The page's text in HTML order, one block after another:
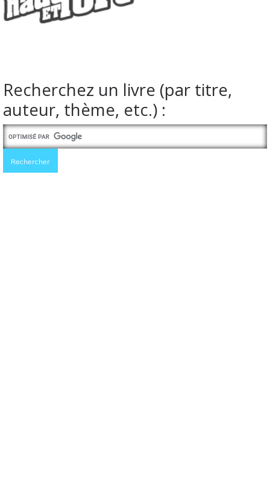
Recherchez un livre (par titre,
auteur, thème, etc.) :